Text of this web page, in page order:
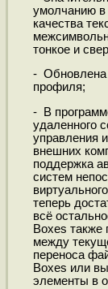
умолчанию в
качества
тонкое и
- Обновлена
профиля;
- В
удаленного
управления
внешних
поддержка
систем
теперь
всё
Boxes также
между
переноса
Boxes или
элементы в